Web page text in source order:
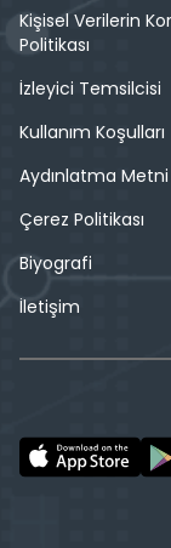
Kişisel Verilerin
Politikası
İzleyici Temsilcisi
Kullanım Koşulları
Aydınlatma Metni
Çerez Politikası
Biyografi
İletişim